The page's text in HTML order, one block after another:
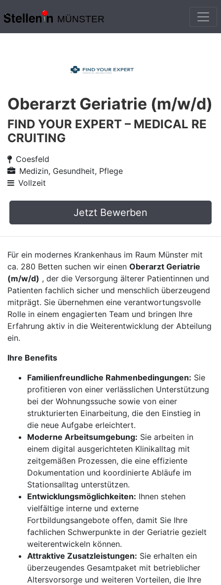
MÜNSTER
Oberarzt Geriatrie (m/w/d)
FIND YOUR EXPERT – MEDICAL RE
CRUITING
Coesfeld
Medizin, Gesundheit, Pflege
Vollzeit
Jetzt Bewerben
Für ein modernes Krankenhaus im Raum Münster mit
ca. 280 Betten suchen wir einen Oberarzt Geriatrie
(m/w/d) , der die Versorgung älterer Patientinnen und
Patienten fachlich sicher und menschlich überzeugend
mitprägt. Sie übernehmen eine verantwortungsvolle
Rolle in einem engagierten Team und bringen Ihre
Erfahrung aktiv in die Weiterentwicklung der Abteilung
ein.
Ihre Benefits
Familienfreundliche Rahmenbedingungen: Sie
profitieren von einer verlässlichen Unterstützung
bei der Wohnungssuche sowie von einer
strukturierten Einarbeitung, die den Einstieg in
die neue Aufgabe erleichtert.
Moderne Arbeitsumgebung: Sie arbeiten in
einem digital ausgerichteten Klinikalltag mit
zeitgemäßen Prozessen, die eine effiziente
Dokumentation und koordinierte Abläufe im
Stationsalltag unterstützen.
Entwicklungsmöglichkeiten: Ihnen stehen
vielfältige interne und externe
Fortbildungsangebote offen, damit Sie Ihre
fachlichen Schwerpunkte in der Geriatrie gezielt
weiterentwickeln können.
Attraktive Zusatzleistungen: Sie erhalten ein
überzeugendes Gesamtpaket mit betrieblicher
Altersvorsorge und weiteren Vorteilen, die Ihre